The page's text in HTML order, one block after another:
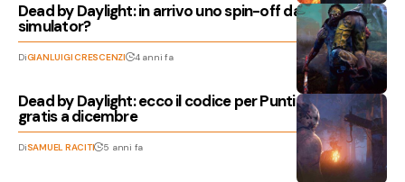
Dead by Daylight: in arrivo uno spin-off dating
simulator?
DiGIANLUIGI CRESCENZI 4 anni fa
Dead by Daylight: ecco il codice per Punti Sangue
gratis a dicembre
DiSAMUEL RACITI 5 anni fa